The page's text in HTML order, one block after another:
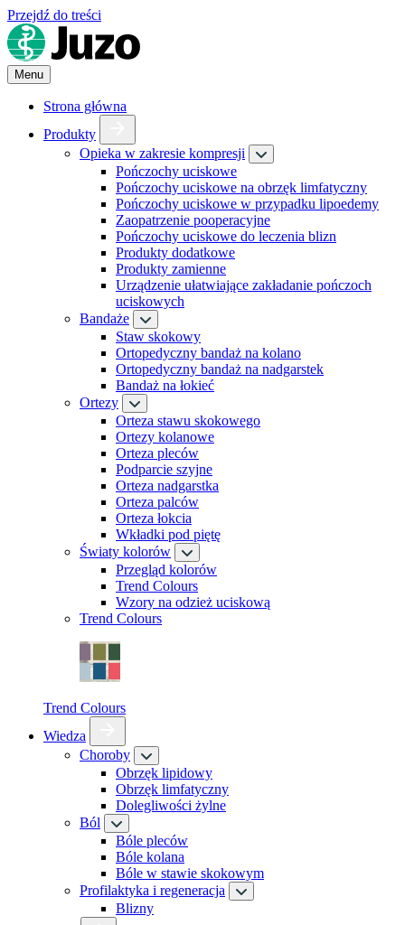
Przejdź do treści
Menu
Strona główna
Produkty
Opieka w zakresie kompresji
Pończochy uciskowe
Pończochy uciskowe na obrzęk limfatyczny
Pończochy uciskowe w przypadku lipoedemy
Zaopatrzenie pooperacyjne
Pończochy uciskowe do leczenia blizn
Produkty dodatkowe
Produkty zamienne
Urządzenie ułatwiające zakładanie pończoch
uciskowych
Bandaże
Staw skokowy
Ortopedyczny bandaż na kolano
Ortopedyczny bandaż na nadgarstek
Bandaż na łokieć
Ortezy
Orteza stawu skokowego
Ortezy kolanowe
Orteza pleców
Podparcie szyjne
Orteza nadgarstka
Orteza palców
Orteza łokcia
Wkładki pod piętę
Światy kolorów
Przegląd kolorów
Trend Colours
Wzory na odzież uciskową
Trend Colours
Trend Colours
Wiedza
Choroby
Obrzęk lipidowy
Obrzęk limfatyczny
Dolegliwości żylne
Ból
Bóle pleców
Bóle kolana
Bóle w stawie skokowym
Profilaktyka i regeneracja
Blizny